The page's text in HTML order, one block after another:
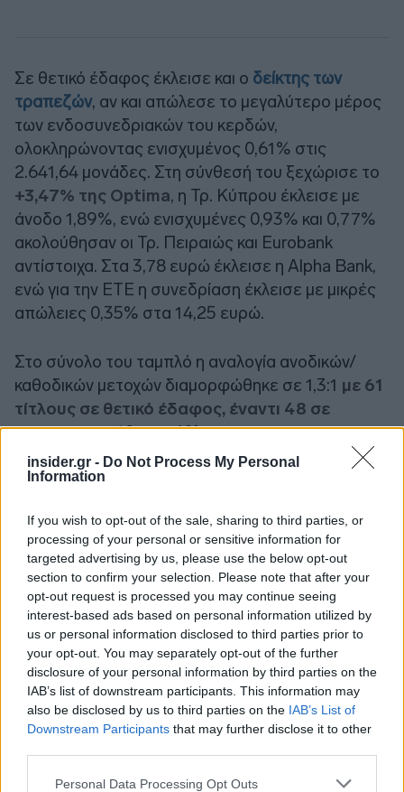
insider.gr - Do Not Process My Personal
Information
If you wish to opt-out of the sale, sharing to third parties, or
processing of your personal or sensitive information for
targeted advertising by us, please use the below opt-out
section to confirm your selection. Please note that after your
opt-out request is processed you may continue seeing
interest-based ads based on personal information utilized by
us or personal information disclosed to third parties prior to
your opt-out. You may separately opt-out of the further
disclosure of your personal information by third parties on the
IAB’s list of downstream participants. This information may
also be disclosed by us to third parties on the IAB’s List of
Downstream Participants that may further disclose it to other
Please note that this website/app uses one or more Google
Personal Data Processing Opt Outs
Σε θετικό έδαφος έκλεισε και ο δείκτης των
τραπεζών, αν και απώλεσε το μεγαλύτερο μέρος
των ενδοσυνεδριακών του κερδών,
ολοκληρώνοντας ενισχυμένος 0,61% στις
2.641,64 μονάδες. Στη σύνθεσή του ξεχώρισε το
+3,47% της Optima, η Τρ. Κύπρου έκλεισε με
άνοδο 1,89%, ενώ ενισχυμένες 0,93% και 0,77%
ακολούθησαν οι Τρ. Πειραιώς και Eurobank
αντίστοιχα. Στα 3,78 ευρώ έκλεισε η Alpha Bank,
ενώ για την ΕΤΕ η συνεδρίαση έκλεισε με μικρές
απώλειες 0,35% στα 14,25 ευρώ.
Στο σύνολο του ταμπλό η αναλογία ανοδικών/
καθοδικών μετοχών διαμορφώθηκε σε 1,3:1 με 61
τίτλους σε θετικό έδαφος, έναντι 48 σε
αρνητικόκαι 40 αμετάβλητων.